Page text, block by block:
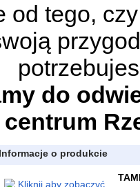
od tego,
do
centrum
Informacje o produkcie